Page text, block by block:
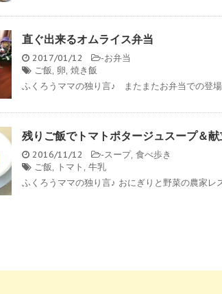
直ぐ出来るオムライス弁当
2017/01/12 -お弁当
ご飯, 卵, 焼き飯
ふくろうママの独り言♪ またまたお弁当での登
残りご飯でトマトポタージュスープ＆献
2016/11/12 -スープ, 食べ歩き
ご飯, トマト , 牛乳
ふくろうママの独り言♪ おにぎりと野菜の農家レ